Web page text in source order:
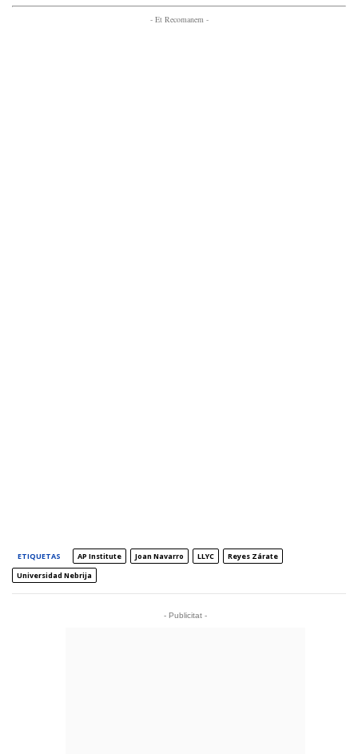
- Et Recomanem -
ETIQUETAS AP Institute Joan Navarro LLYC
Reyes Zárate
Universidad Nebrija
- Publicitat -